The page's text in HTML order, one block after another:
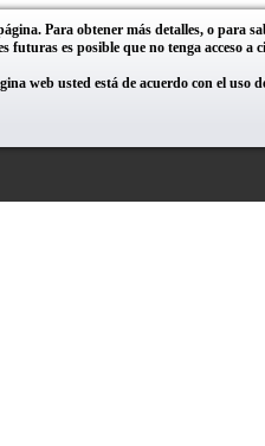
Para obtener más detalles, o para
futuras es posible que no tenga acceso a
web usted está de acuerdo con el uso